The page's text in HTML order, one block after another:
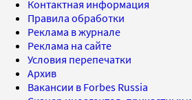
Контактная информация
Правила обработки
Реклама в журнале
Реклама на сайте
Условия перепечатки
Архив
Вакансии в Forbes Russia